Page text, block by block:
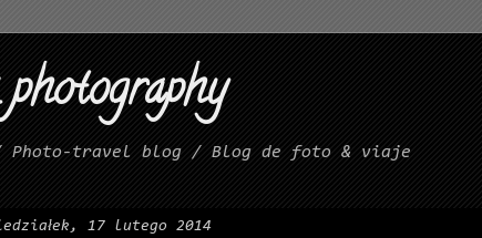
Photo-travel blog / Blog de foto & viaje
17 lutego 2014